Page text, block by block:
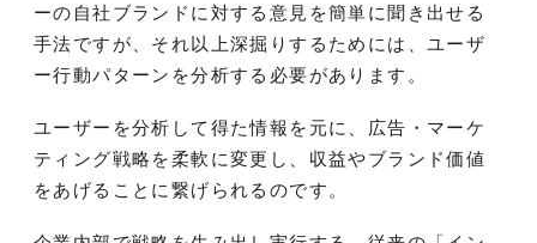
ーの自社ブランドに対する意見を簡単に聞き出せる
手法ですが、それ以上深掘りするためには、ユーザ
ー行動パターンを分析する必要があります。
ユーザーを分析して得た情報を元に、広告・マーケ
ティング戦略を柔軟に変更し、収益やブランド価値
をあげることに繋げられるのです。